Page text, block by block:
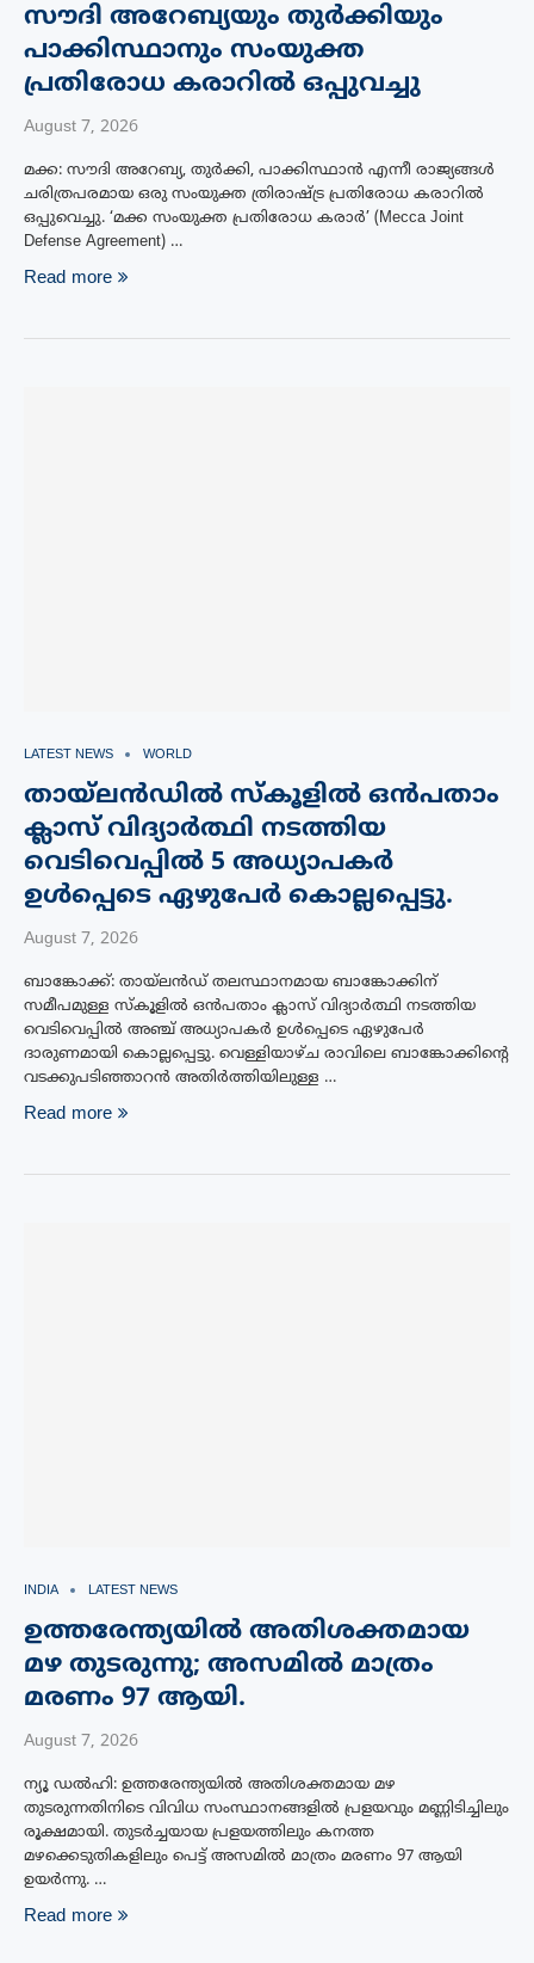
സൗദി അറേബ്യയും തുർക്കിയും
പാക്കിസ്ഥാനും സംയുക്ത
പ്രതിരോധ കരാറിൽ ഒപ്പുവച്ചു
August 7, 2026
മക്ക: സൗദി അറേബ്യ, തുർക്കി, പാക്കിസ്ഥാൻ എന്നീ രാജ്യങ്ങൾ
ചരിത്രപരമായ ഒരു സംയുക്ത ത്രിരാഷ്ട്ര പ്രതിരോധ കരാറിൽ
ഒപ്പുവെച്ചു. ‘മക്ക സംയുക്ത പ്രതിരോധ കരാർ’ (Mecca Joint
Defense Agreement) …
Read more
LATEST NEWS WORLD
തായ്‌ലൻഡിൽ സ്കൂളിൽ ഒൻപതാം
ക്ലാസ് വിദ്യാർത്ഥി നടത്തിയ
വെടിവെപ്പിൽ 5 അധ്യാപകർ
ഉൾപ്പെടെ ഏഴുപേർ കൊല്ലപ്പെട്ടു.
August 7, 2026
ബാങ്കോക്ക്: തായ്‌ലൻഡ് തലസ്ഥാനമായ ബാങ്കോക്കിന്
സമീപമുള്ള സ്കൂളിൽ ഒൻപതാം ക്ലാസ് വിദ്യാർത്ഥി നടത്തിയ
വെടിവെപ്പിൽ അഞ്ച് അധ്യാപകർ ഉൾപ്പെടെ ഏഴുപേർ
ദാരുണമായി കൊല്ലപ്പെട്ടു. വെള്ളിയാഴ്ച രാവിലെ ബാങ്കോക്കിന്റെ
വടക്കുപടിഞ്ഞാറൻ അതിർത്തിയിലുള്ള …
Read more
INDIA LATEST NEWS
ഉത്തരേന്ത്യയിൽ അതിശക്തമായ
മഴ തുടരുന്നു; അസമിൽ മാത്രം
മരണം 97 ആയി.
August 7, 2026
ന്യൂ ഡൽഹി: ഉത്തരേന്ത്യയിൽ അതിശക്തമായ മഴ
തുടരുന്നതിനിടെ വിവിധ സംസ്ഥാനങ്ങളിൽ പ്രളയവും മണ്ണിടിച്ചിലും
രൂക്ഷമായി. തുടർച്ചയായ പ്രളയത്തിലും കനത്ത
മഴക്കെടുതികളിലും പെട്ട് അസമിൽ മാത്രം മരണം 97 ആയി
ഉയർന്നു. …
Read more